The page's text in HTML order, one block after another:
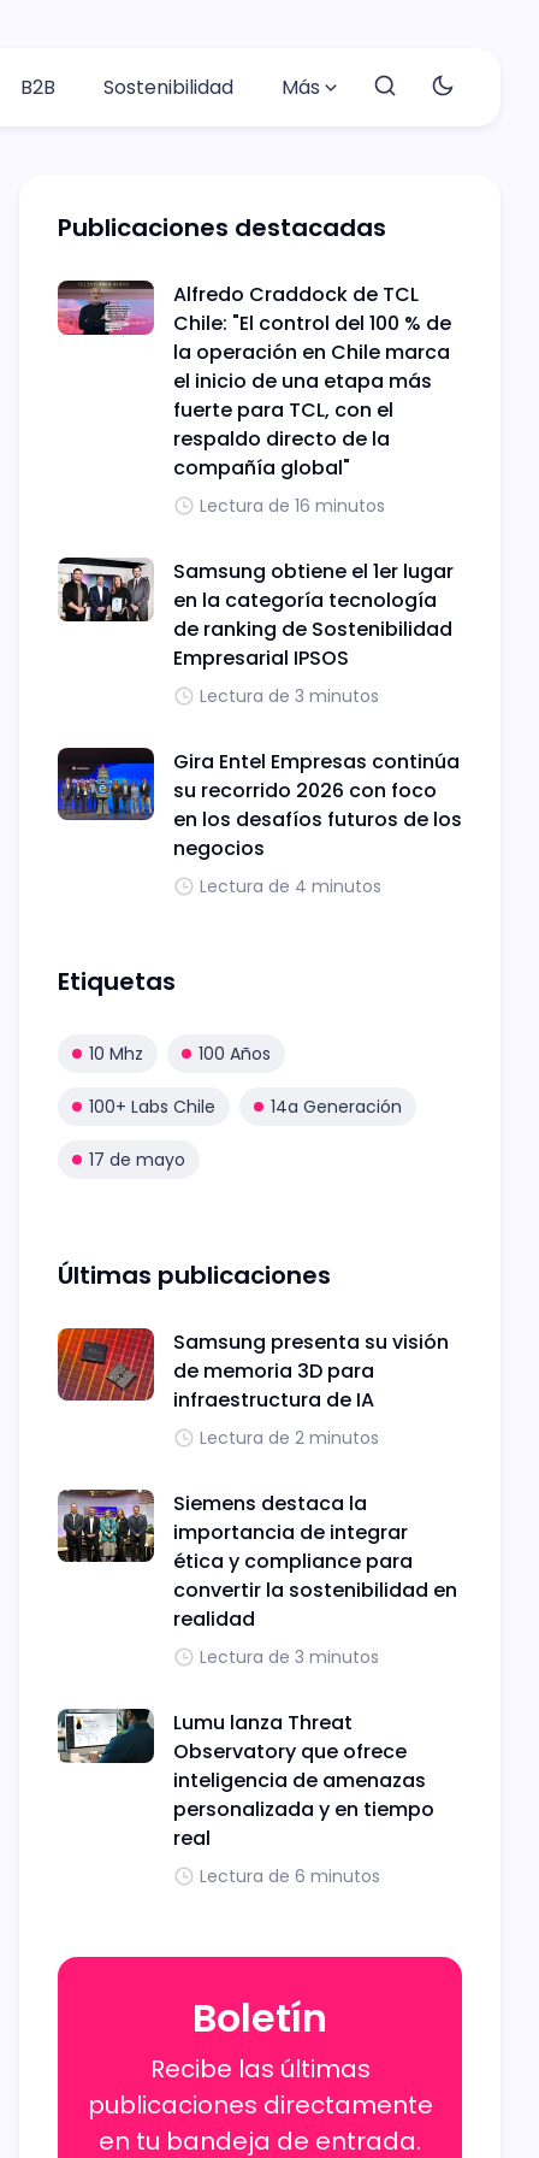
B2B Sostenibilidad Más
Publicaciones destacadas
Alfredo Craddock de TCL
Chile: "El control del 100 % de
la operación en Chile marca
el inicio de una etapa más
fuerte para TCL, con el
respaldo directo de la
compañía global"
Lectura de 16 minutos
Samsung obtiene el 1er lugar
en la categoría tecnología
de ranking de Sostenibilidad
Empresarial IPSOS
Lectura de 3 minutos
Gira Entel Empresas continúa
su recorrido 2026 con foco
en los desafíos futuros de los
negocios
Lectura de 4 minutos
Etiquetas
10 Mhz 100 Años
100+ Labs Chile 14a Generación
17 de mayo
Últimas publicaciones
Samsung presenta su visión
de memoria 3D para
infraestructura de IA
Lectura de 2 minutos
Siemens destaca la
importancia de integrar
ética y compliance para
convertir la sostenibilidad en
realidad
Lectura de 3 minutos
Lumu lanza Threat
Observatory que ofrece
inteligencia de amenazas
personalizada y en tiempo
real
Lectura de 6 minutos
Boletín
Recibe las últimas
publicaciones directamente
en tu bandeja de entrada.